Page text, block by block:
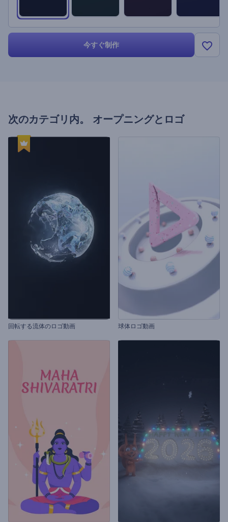
今すぐ制作
次のカテゴリ内。 オープニングとロゴ
回転する流体のロゴ動画 球体ロゴ動画